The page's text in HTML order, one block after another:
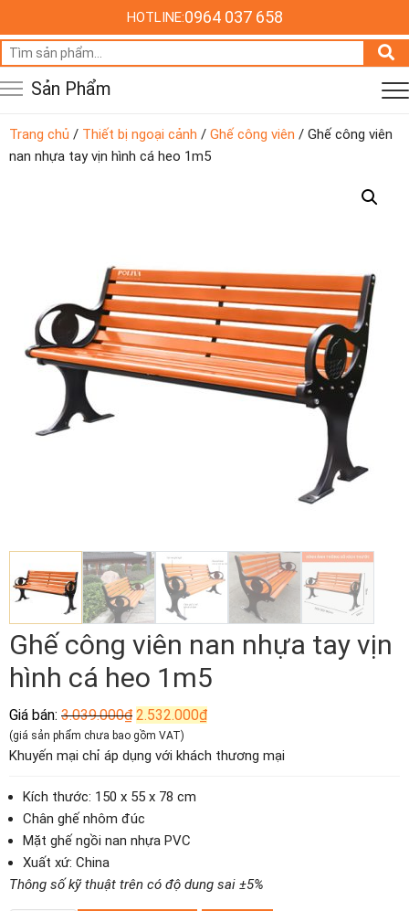
HOTLINE:0964 037 658
Tìm
kiếm:
Sản Phẩm
Trang chủ / Thiết bị ngoại cảnh / Ghế công viên / Ghế công viên
nan nhựa tay vịn hình cá heo 1m5
Ghế công viên nan nhựa tay vịn
hình cá heo 1m5
Giá bán: 3.039.000₫ Giá
gốc
là:
3.039.000₫.
2.532.000₫Giá
hiện
là:
(giá sản phẩm chưa bao gồm VAT)
Khuyến mại chỉ áp dụng với khách thương mại
Kích thước: 150 x 55 x 78 cm
Chân ghế nhôm đúc
Mặt ghế ngồi nan nhựa PVC
Xuất xứ: China
Thông số kỹ thuật trên có độ dung sai ±5%